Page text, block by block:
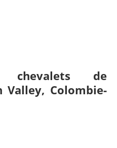
de
Valley, Colombie-